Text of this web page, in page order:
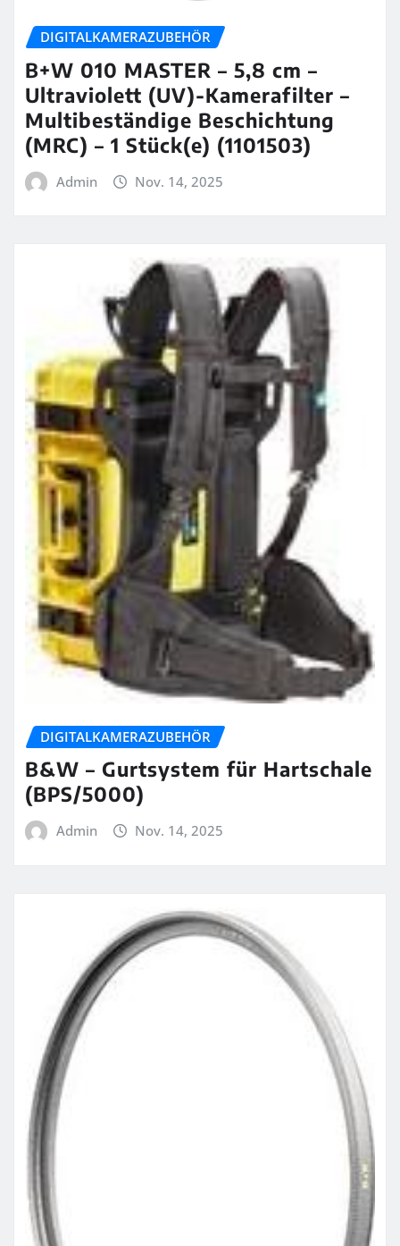
DIGITALKAMERAZUBEHÖR
B+W 010 MASTER – 5,8 cm –
Ultraviolett (UV)-Kamerafilter –
Multibeständige Beschichtung
(MRC) – 1 Stück(e) (1101503)
Admin Nov. 14, 2025
DIGITALKAMERAZUBEHÖR
B&W – Gurtsystem für Hartschale
(BPS/5000)
Admin Nov. 14, 2025